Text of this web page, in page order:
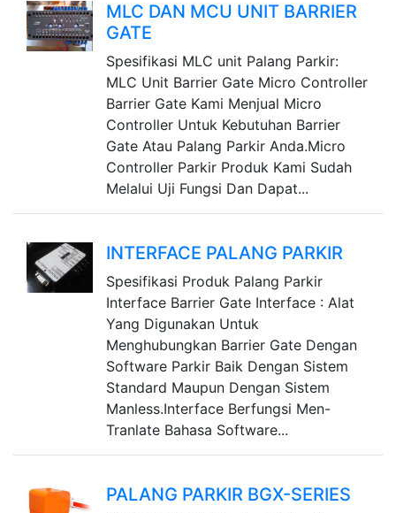
MLC DAN MCU UNIT BARRIER
GATE
Spesifikasi MLC unit Palang Parkir:
MLC Unit Barrier Gate Micro Controller
Barrier Gate Kami Menjual Micro
Controller Untuk Kebutuhan Barrier
Gate Atau Palang Parkir Anda.Micro
Controller Parkir Produk Kami Sudah
Melalui Uji Fungsi Dan Dapat...
INTERFACE PALANG PARKIR
Spesifikasi Produk Palang Parkir
Interface Barrier Gate Interface : Alat
Yang Digunakan Untuk
Menghubungkan Barrier Gate Dengan
Software Parkir Baik Dengan Sistem
Standard Maupun Dengan Sistem
Manless.Interface Berfungsi Men-
Tranlate Bahasa Software...
PALANG PARKIR BGX-SERIES